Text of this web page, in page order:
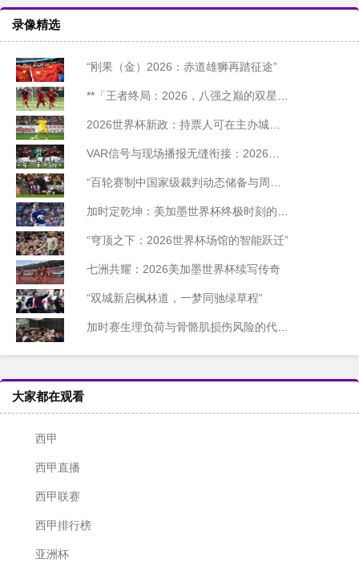
录像精选
“刚果（金）2026：赤道雄狮再踏征途”
**「王者终局：2026，八强之巅的双星陨落」**
2026世界杯新政：持票人可在主办城市免费乘坐公交
VAR信号与现场播报无缝衔接：2026世界杯北美赛区技术前瞻
“百轮赛制中国家级裁判动态储备与周期迭代模型研究”
加时定乾坤：美加墨世界杯终极时刻的胜负密码
“穹顶之下：2026世界杯场馆的智能跃迁”
七洲共耀：2026美加墨世界杯续写传奇
“双城新启枫林道，一梦同驰绿草程”
加时赛生理负荷与骨骼肌损伤风险的代谢机制研究——基于2026世界杯备战周期的实证分析
大家都在观看
西甲
西甲直播
西甲联赛
西甲排行榜
亚洲杯